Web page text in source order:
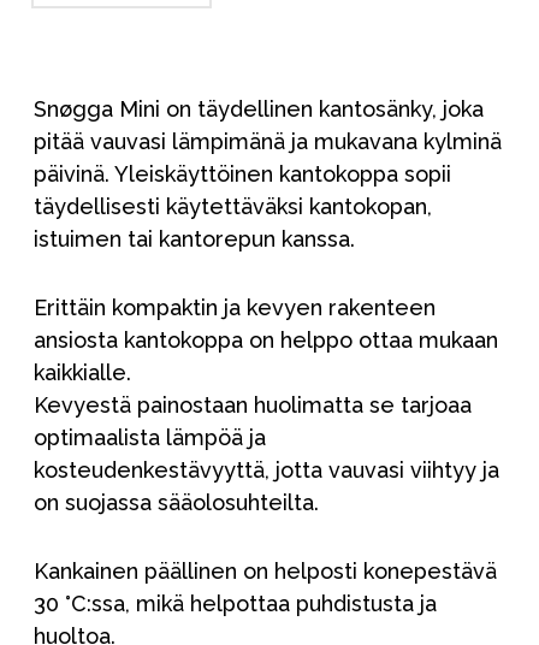
Snøgga Mini on täydellinen kantosänky, joka
pitää vauvasi lämpimänä ja mukavana kylminä
päivinä. Yleiskäyttöinen kantokoppa sopii
täydellisesti käytettäväksi kantokopan,
istuimen tai kantorepun kanssa.
Erittäin kompaktin ja kevyen rakenteen
ansiosta kantokoppa on helppo ottaa mukaan
kaikkialle.
Kevyestä painostaan huolimatta se tarjoaa
optimaalista lämpöä ja
kosteudenkestävyyttä, jotta vauvasi viihtyy ja
on suojassa sääolosuhteilta.
Kankainen päällinen on helposti konepestävä
30 °C:ssa, mikä helpottaa puhdistusta ja
huoltoa.